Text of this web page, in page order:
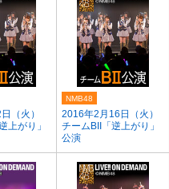
（火）
上がり」
2016年2月16日（火）
チームBII「逆上がり」
公演
NMB48